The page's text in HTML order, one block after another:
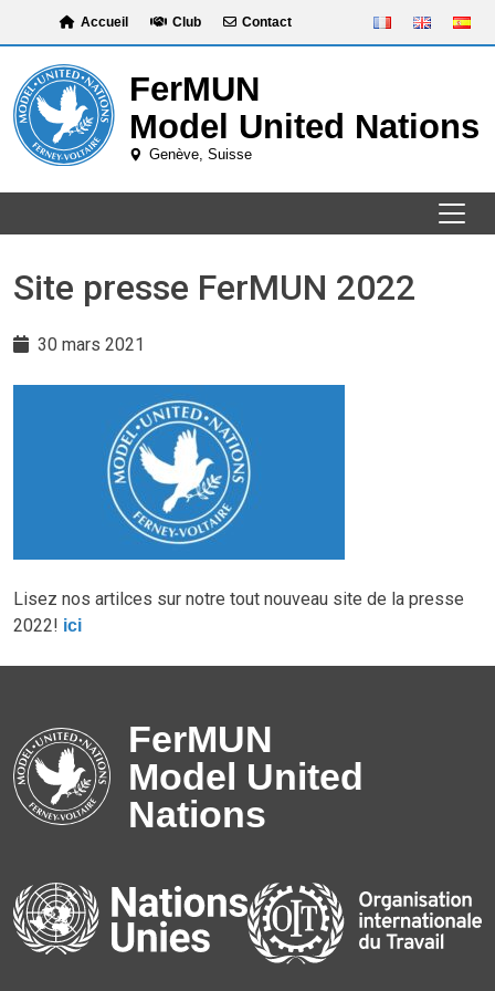
content
Accueil Club Contact
Site presse FerMUN 2022
30 mars 2021
Lisez nos artilces sur notre tout nouveau site de la presse
2022! ici
FerMUN
Model United
Nations